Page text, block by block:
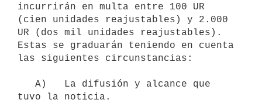
incurrirán en multa entre 100 UR
(cien unidades reajustables) y 2.000
UR (dos mil unidades reajustables).
Estas se graduarán teniendo en cuenta
las siguientes circunstancias:
tuvo la noticia.